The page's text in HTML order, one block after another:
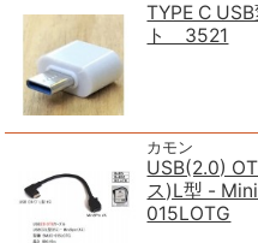
TYPE C
ト 3521
カモン
USB(2.0)
ス)L型 -
015LOTG